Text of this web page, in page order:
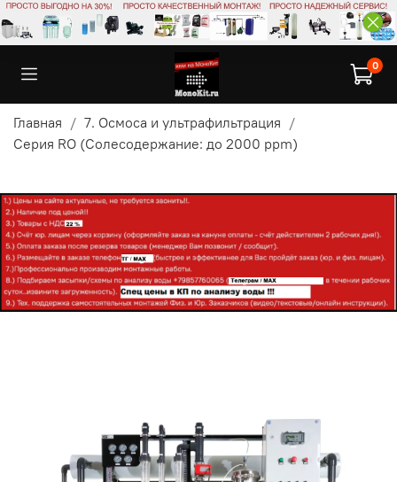
0
Главная
7. Осмоса и ультрафильтрация
Серия RO (Солесодержание: до 2000 ppm)